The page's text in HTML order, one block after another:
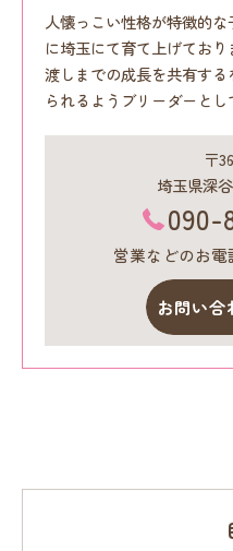
人懐っこい性格が特徴的
に埼玉にて育て上げてお
渡しまでの成長を共有す
られるようブリーダーとし
〒
埼玉県深
090-
営業などのお
お問い合